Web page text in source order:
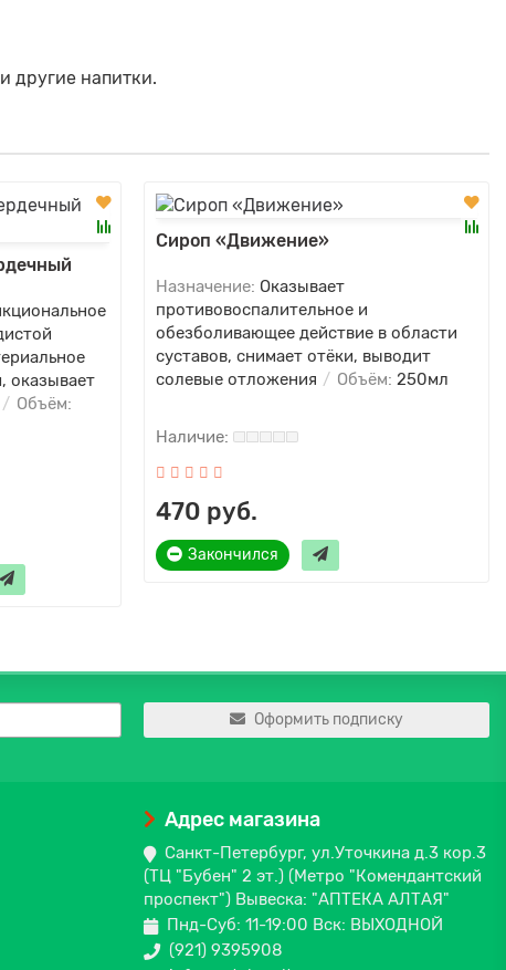
другие напитки.
оказывает
Объём:
Сироп «Движение»
Назначение: Оказывает
противовоспалительное и
обезболивающее действие в области
суставов, снимает отёки, выводит
солевые отложения
Объём: 250мл
470 руб.
Закончился
Оформить подписку
Адрес магазина
Санкт-Петербург, ул.Уточкина д.3 кор.3
(ТЦ "Бубен" 2 эт.) (Метро "Комендантский
проспект") Вывеска: "АПТЕКА АЛТАЯ"
Пнд-Суб: 11-19:00 Вск: ВЫХОДНОЙ
(921) 9395908